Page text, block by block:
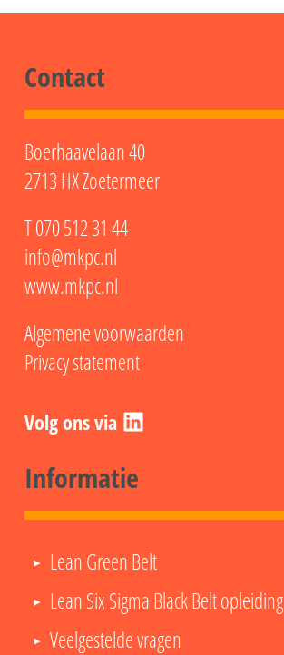
Contact
Boerhaavelaan 40
2713 HX Zoetermeer
T070 512 31 44
info@mkpc.nl
www.mkpc.nl
Algemene voorwaarden
Privacy statement
Informatie
Lean Green Belt
Lean Six Sigma Black Belt opleiding
Veelgestelde vragen